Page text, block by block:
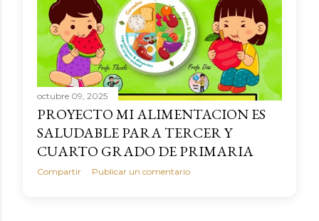
octubre 09, 2025
PROYECTO MI ALIMENTACION ES
SALUDABLE PARA TERCER Y
CUARTO GRADO DE PRIMARIA
Compartir Publicar un comentario